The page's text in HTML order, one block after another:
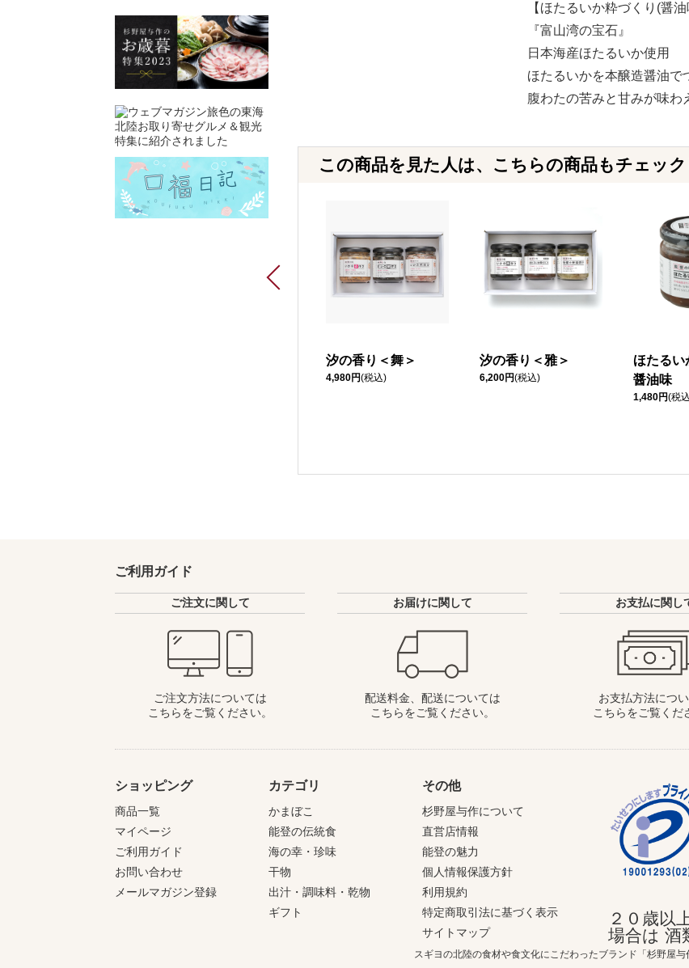
【ほたるいか粋づくり(醤油
『富山湾の宝石』
日本海産ほたるいか使用
ほたるいかを本醸造醤油で
腹わたの苦みと甘みが味わ
この商品を見た人は、こちらの商品もチェック
汐の香り＜舞＞
4,980円(税込)
汐の香り＜雅＞
6,200円(税込)
ほたるい
醤油味
1,480円(税
ご利用ガイド
ご注文に関して
ご注文方法については
こちらをご覧ください。
お届けに関して
配送料金、配送については
こちらをご覧ください。
お支払に関し
お支払方法につ
こちらをご覧くだ
ショッピング
商品一覧
マイページ
ご利用ガイド
お問い合わせ
メールマガジン登録
カテゴリ
かまぼこ
能登の伝統食
海の幸・珍味
干物
出汁・調味料・乾物
ギフト
その他
杉野屋与作について
直営店情報
能登の魅力
個人情報保護方針
利用規約
特定商取引法に基づく表示
サイトマップ
２０歳以
場合は 酒
スギヨの北陸の食材や食文化にこだわったブランド「杉野屋